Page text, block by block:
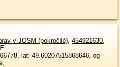
v JOSM (pokročilé), 454921630,
lat: 49.60207515868646, og